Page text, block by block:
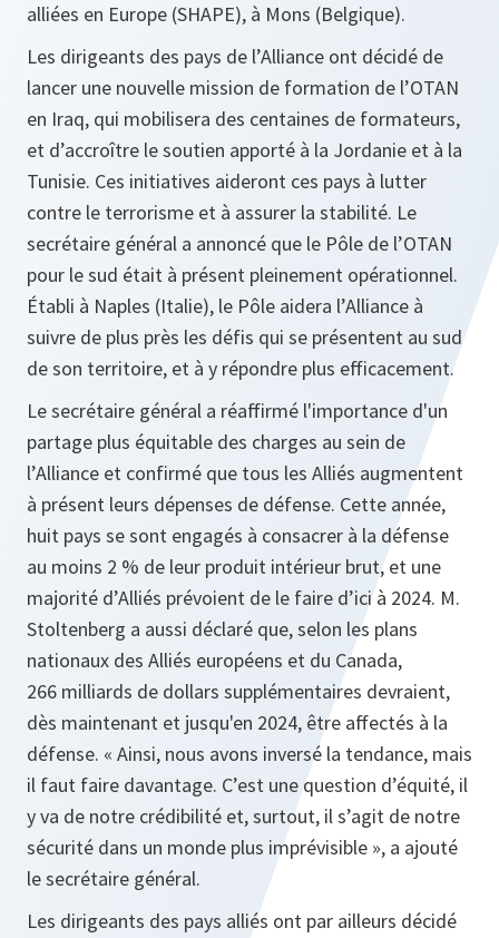
alliées en Europe (SHAPE), à Mons (Belgique).
Les dirigeants des pays de l’Alliance ont décidé de
lancer une nouvelle mission de formation de l’OTAN
en Iraq, qui mobilisera des centaines de formateurs,
et d’accroître le soutien apporté à la Jordanie et à la
Tunisie. Ces initiatives aideront ces pays à lutter
contre le terrorisme et à assurer la stabilité. Le
secrétaire général a annoncé que le Pôle de l’OTAN
pour le sud était à présent pleinement opérationnel.
Établi à Naples (Italie), le Pôle aidera l’Alliance à
suivre de plus près les défis qui se présentent au sud
de son territoire, et à y répondre plus efficacement.
Le secrétaire général a réaffirmé l'importance d'un
partage plus équitable des charges au sein de
l’Alliance et confirmé que tous les Alliés augmentent
à présent leurs dépenses de défense. Cette année,
huit pays se sont engagés à consacrer à la défense
au moins 2 % de leur produit intérieur brut, et une
majorité d’Alliés prévoient de le faire d’ici à 2024. M.
Stoltenberg a aussi déclaré que, selon les plans
nationaux des Alliés européens et du Canada,
266 milliards de dollars supplémentaires devraient,
dès maintenant et jusqu'en 2024, être affectés à la
défense. « Ainsi, nous avons inversé la tendance, mais
il faut faire davantage. C’est une question d’équité, il
y va de notre crédibilité et, surtout, il s’agit de notre
sécurité dans un monde plus imprévisible », a ajouté
le secrétaire général.
Les dirigeants des pays alliés ont par ailleurs décidé